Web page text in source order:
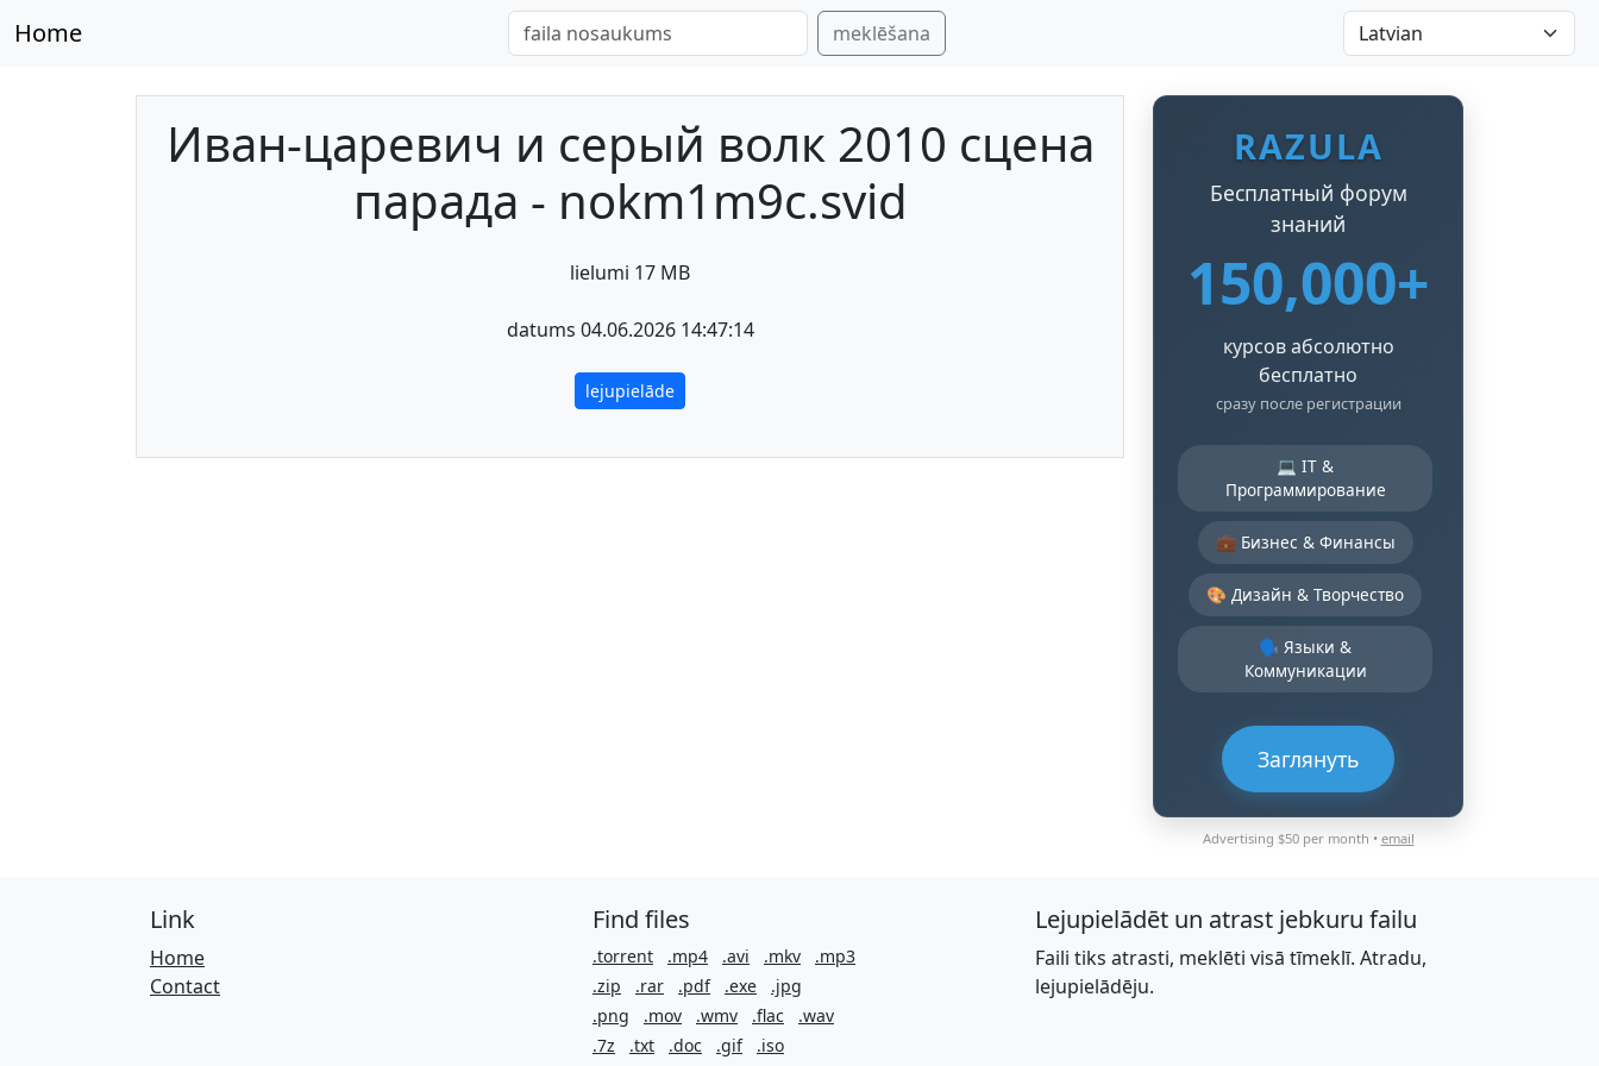
Home meklēšana
Иван-царевич и серый волк 2010 сцена
парада - nokm1m9c.svid
lielumi 17 MB
datums 04.06.2026 14:47:14
lejupielāde
RAZULA
Бесплатный форум
знаний
150,000+
курсов абсолютно
бесплатно
сразу после регистрации
💻 IT &
Программирование
💼 Бизнес & Финансы
🎨 Дизайн & Творчество
🗣️ Языки &
Коммуникации
Заглянуть
Advertising $50 per month • email
Link
Home
Contact
Find files
.torrent .mp4 .avi .mkv
.mp3
.zip
.rar .pdf .exe
.jpg
.png
.mov .wmv .flac
.wav
.7z
.txt .doc .gif .iso
Lejupielādēt un atrast jebkuru failu
Faili tiks atrasti, meklēti visā tīmeklī. Atradu,
lejupielādēju.